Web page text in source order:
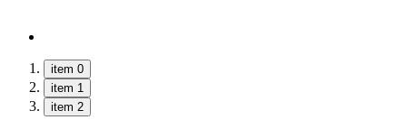
item 0
item 1
item 2